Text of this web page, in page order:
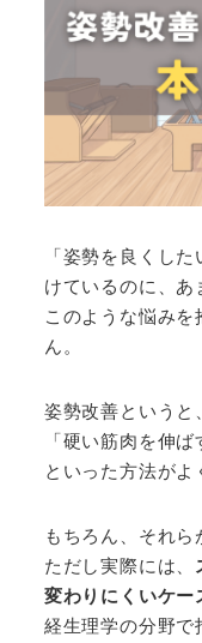
「姿勢を良くし
けているのに、あ
このような悩み
ん。
姿勢改善というと
「硬い筋肉を伸
といった方法がよ
もちろん、それら
ただし実際には、
変わりにくいケー
経生理学の分野で